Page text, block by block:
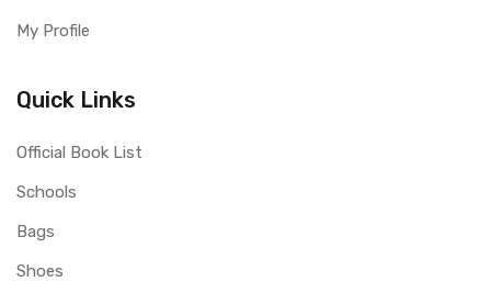
My Profile
Quick Links
Official Book List
Schools
Bags
Shoes